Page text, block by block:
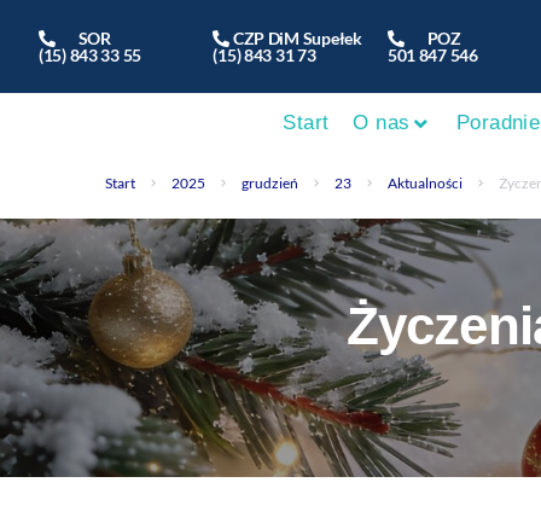
SOR
(15) 843 33 55
CZP DiM Supełek
(15) 843 31 73
POZ
501 847 546
Start O nas Poradnie
Start 2025 grudzień 23 Aktualności